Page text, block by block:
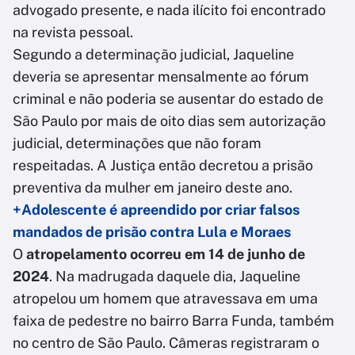
advogado presente, e nada ilícito foi encontrado
na revista pessoal.
Segundo a determinação judicial, Jaqueline
deveria se apresentar mensalmente ao fórum
criminal e não poderia se ausentar do estado de
São Paulo por mais de oito dias sem autorização
judicial, determinações que não foram
respeitadas. A Justiça então decretou a prisão
preventiva da mulher em janeiro deste ano.
+Adolescente é apreendido por criar falsos
mandados de prisão contra Lula e Moraes
Oatropelamento ocorreu em 14 de junho de
2024. Na madrugada daquele dia, Jaqueline
atropelou um homem que atravessava em uma
faixa de pedestre no bairro Barra Funda, também
no centro de São Paulo. Câmeras registraram o